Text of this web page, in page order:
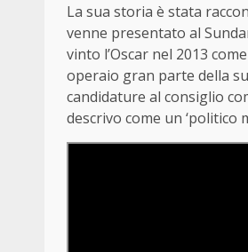
La sua storia è stata
venne presentato al
vinto l’Oscar nel 2013
operaio gran parte della
candidature al consiglio
descrivo come un ‘politico